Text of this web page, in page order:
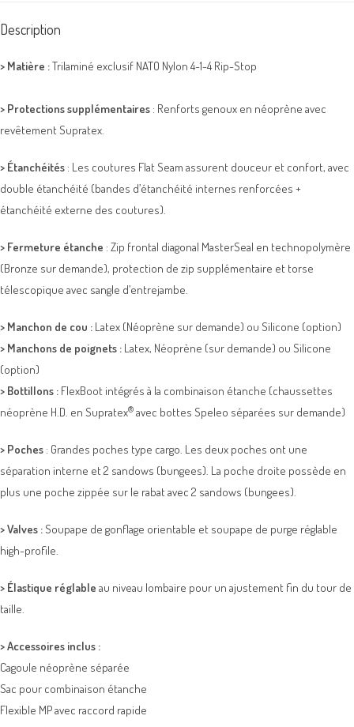
Description
> Matière :Trilaminé exclusif NATO Nylon 4-1-4 Rip-Stop
> Protections supplémentaires : Renforts genoux en néoprène avec
revêtement Supratex.
> Étanchéités : Les coutures Flat Seam assurent douceur et confort, avec
double étanchéité (bandes d’étanchéité internes renforcées +
étanchéité externe des coutures).
> Fermeture étanche : Zip frontal diagonal MasterSeal en technopolymère
(Bronze sur demande), protection de zip supplémentaire et torse
télescopique avec sangle d’entrejambe.
> Manchon de cou : Latex (Néoprène sur demande) ou Silicone (option)
> Manchons de poignets : Latex, Néoprène (sur demande) ou Silicone
(option)
> Bottillons : FlexBoot intégrés à la combinaison étanche (chaussettes
néoprène H.D. en Supratex® avec bottes Speleo séparées sur demande)
> Poches : Grandes poches type cargo. Les deux poches ont une
séparation interne et 2 sandows (bungees). La poche droite possède en
plus une poche zippée sur le rabat avec 2 sandows (bungees).
>Valves :Soupape de gonflage orientable et soupape de purge réglable
high-profile.
> Élastique réglable au niveau lombaire pour un ajustement fin du tour de
taille.
>Accessoires inclus :
Cagoule néoprène séparée
Sac pour combinaison étanche
Flexible MP avec raccord rapide